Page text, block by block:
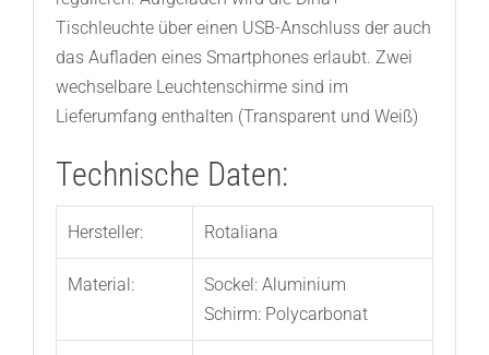
Tischleuchte über einen USB-Anschluss der auch
das Aufladen eines Smartphones erlaubt. Zwei
wechselbare Leuchtenschirme sind im
Lieferumfang enthalten (Transparent und Weiß)
Technische Daten:
Hersteller: Rotaliana
Material:
Sockel: Aluminium
Schirm: Polycarbonat